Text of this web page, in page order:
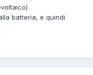
batteria, e quindi